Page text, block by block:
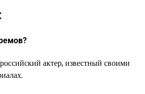
актер, известный своими